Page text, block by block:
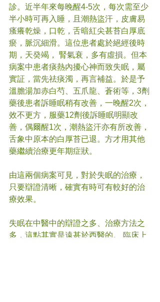
診。近半年來每晚醒4-5次，每次需至少
半小時可再入睡，且潮熱盜汗，皮膚易
瘙癢乾燥，口乾，舌暗紅尖甚苔白厚底
瘀，脈沉細滑。這位患者處於絕經後時
期，天癸竭， 腎氣衰，多有虛損。但本
病案中患者痰熱內擾心神而致失眠，屬
實証，當先祛痰濁，再言補益。於是予
溫膽湯加赤白芍、五爪龍、蒼術等，3劑
藥後患者訴睡眠稍有改善，一晚醒2次，
效不更方，服藥12劑後訴睡眠明顯改
善，偶爾醒1次，潮熱盜汗亦有所改善，
舌象中原本的白厚苔已退。方才用其他
藥繼續治療更年期症狀。
由這兩個病案可見，對於失眠的治療，
只要辯證清晰，確實有時可有較好的治
療效果。
失眠在中醫中的辯證之多、治療方法之
多，這點其實是遠甚於西醫的。 臨床上